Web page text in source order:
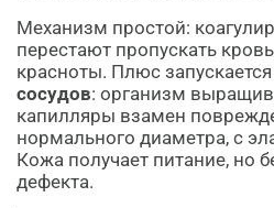
Механизм простой:
перестают пропускать
красноты. Плюс запускается
сосудов: организм
капилляры взамен
нормального диаметра, с
Кожа получает питание, но
дефекта.